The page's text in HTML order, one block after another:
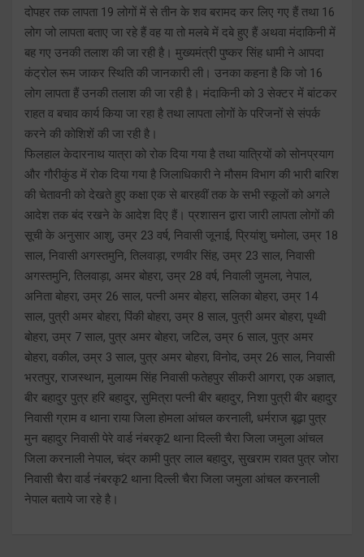
दोपहर तक लापता 19 लोगों में से तीन के शव बरामद कर लिए गए हैं तथा 16
लोग जो लापता बताए जा रहे हैं वह या तो मलबे में दबे हुए हैं अथवा मंदाकिनी में
बह गए उनकी तलाश की जा रही है। मुख्यमंत्री पुष्कर सिंह धामी ने आपदा
कंट्रोल रूम जाकर स्थिति की जानकारी ली। उनका कहना है कि जो 16
लोग लापता हैं उनकी तलाश की जा रही है। मंदाकिनी को 3 सेक्टर में बांटकर
राहत व बचाव कार्य किया जा रहा है तथा लापता लोगों के परिजनों से संपर्क
करने की कोशिशें की जा रही है।
फिलहाल केदारनाथ यात्रा को रोक दिया गया है तथा यात्रियों को सोनप्रयाग
और गौरीकुंड में रोक दिया गया है जिलाधिकारी ने मौसम विभाग की भारी बारिश
की चेतावनी को देखते हुए कक्षा एक से बारहवीं तक के सभी स्कूलों को अगले
आदेश तक बंद रखने के आदेश दिए हैं। प्रशासन द्वारा जारी लापता लोगों की
सूची के अनुसार आशु, उम्र 23 वर्ष, निवासी जूनाई, प्रियांशु चमोला, उम्र 18
साल, निवासी अगस्तमुनि, तिलवाड़ा, रणवीर सिंह, उम्र 23 साल, निवासी
अगस्तमुनि, तिलवाड़ा, अमर बोहरा, उम्र 28 वर्ष, निवाली जुमला, नेपाल,
अनिता बोहरा, उम्र 26 साल, पत्नी अमर बोहरा, सलिका बोहरा, उम्र 14
साल, पुत्री अमर बोहरा, पिंकी बोहरा, उम्र 8 साल, पुत्री अमर बोहरा, पृथ्वी
बोहरा, उम्र 7 साल, पुत्र अमर बोहरा, जटिल, उम्र 6 साल, पुत्र अमर
बोहरा, वकील, उम्र 3 साल, पुत्र अमर बोहरा, विनोद, उम्र 26 साल, निवासी
भरतपुर, राजस्थान, मुलायम सिंह निवासी फतेहपुर सीकरी आगरा, एक अज्ञात,
बीर बहादुर पुत्र हरि बहादुर, सुमित्रा पत्नी बीर बहादुर, निशा पुत्री बीर बहादुर
निवासी ग्राम व थाना राया जिला होमला आंचल करनाली, धर्मराज बूढ़ा पुत्र
मुन बहादुर निवासी पेरे वार्ड नंबरकृ2 थाना दिल्ली चैरा जिला जमुला आंचल
जिला करनाली नेपाल, चंद्र कामी पुत्र लाल बहादुर, सुखराम रावत पुत्र जोरा
निवासी चैरा वार्ड नंबरकृ2 थाना दिल्ली चैरा जिला जमुला आंचल करनाली
नेपाल बताये जा रहे है।